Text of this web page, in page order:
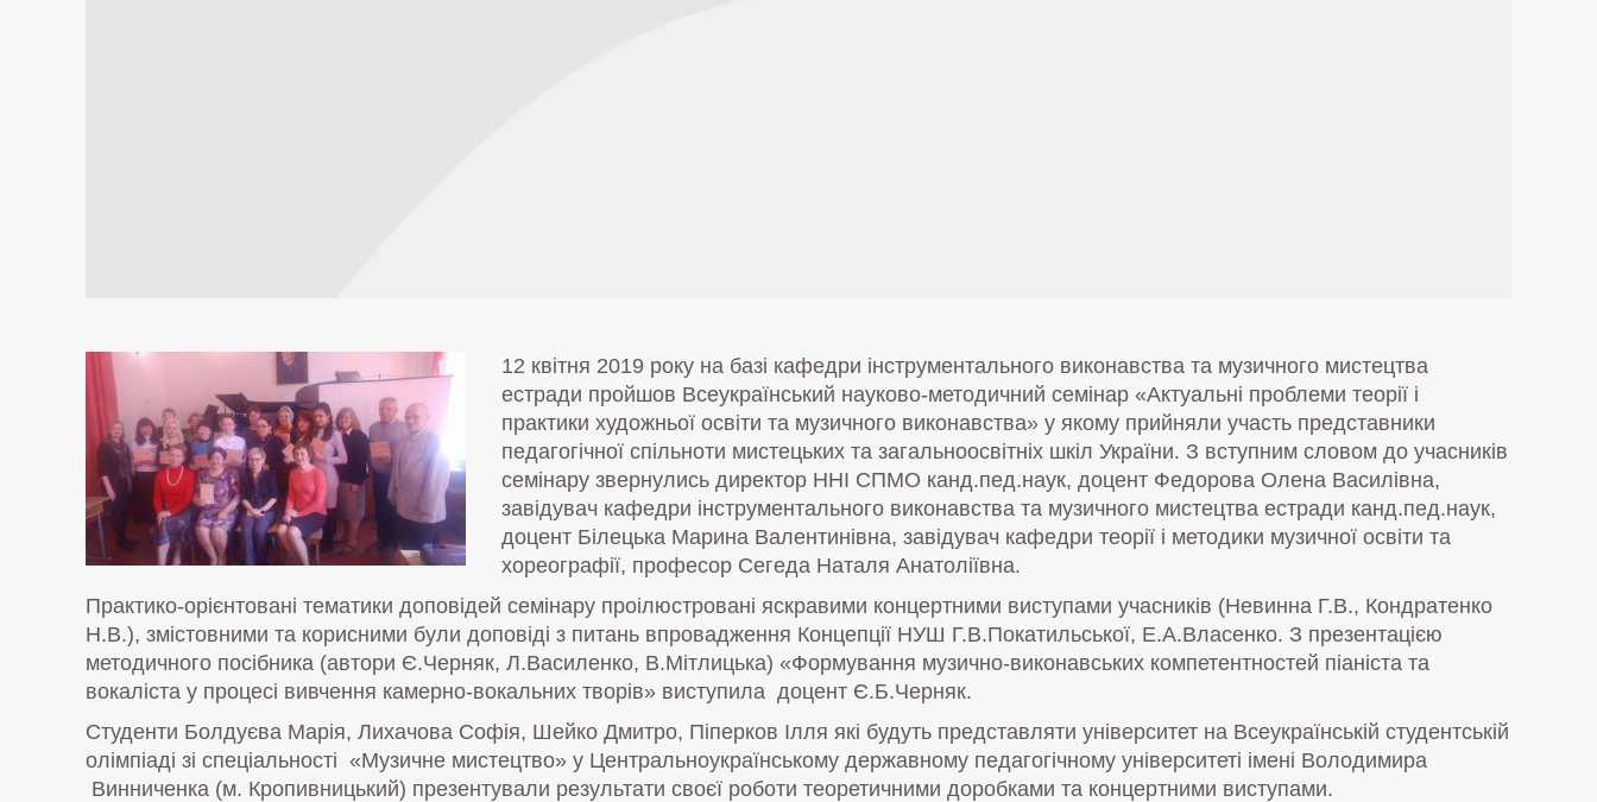
12 квітня 2019 року на базі кафедри інструментального виконавства та музичного мистецтва
естради пройшов Всеукраїнський науково-методичний семінар «Актуальні проблеми теорії і
практики художньої освіти та музичного виконавства» у якому прийняли участь представники
педагогічної спільноти мистецьких та загальноосвітніх шкіл України. З вступним словом до учасників
семінару звернулись директор ННІ СПМО канд.пед.наук, доцент Федорова Олена Василівна,
завідувач кафедри інструментального виконавства та музичного мистецтва естради канд.пед.наук,
доцент Білецька Марина Валентинівна, завідувач кафедри теорії і методики музичної освіти та
хореографії, професор Сегеда Наталя Анатоліївна.
Практико-орієнтовані тематики доповідей семінару проілюстровані яскравими концертними виступами учасників (Невинна Г.В., Кондратенко
Н.В.), змістовними та корисними були доповіді з питань впровадження Концепції НУШ Г.В.Покатильської, Е.А.Власенко. З презентацією
методичного посібника (автори Є.Черняк, Л.Василенко, В.Мітлицька) «Формування музично-виконавських компетентностей піаніста та
вокаліста у процесі вивчення камерно-вокальних творів» виступила доцент Є.Б.Черняк.
Студенти Болдуєва Марія, Лихачова Софія, Шейко Дмитро, Піперков Ілля які будуть представляти університет на Всеукраїнській студентській
олімпіаді зі спеціальності «Музичне мистецтво» у Центральноукраїнському державному педагогічному університеті імені Володимира
Винниченка (м. Кропивницький) презентували результати своєї роботи теоретичними доробками та концертними виступами.